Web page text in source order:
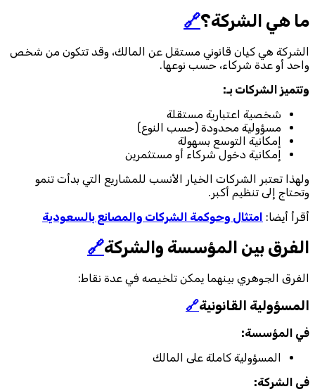
ما هي الشركة؟🔗
الشركة هي كيان قانوني مستقل عن المالك، وقد تتكون من شخص
واحد أو عدة شركاء، حسب نوعها.
وتتميز الشركات بـ:
شخصية اعتبارية مستقلة
مسؤولية محدودة (حسب النوع)
إمكانية التوسع بسهولة
إمكانية دخول شركاء أو مستثمرين
ولهذا تعتبر الشركات الخيار الأنسب للمشاريع التي بدأت تنمو
وتحتاج إلى تنظيم أكبر.
أقرأ أيضا: امتثال وحوكمة الشركات والمصانع بالسعودية
الفرق بين المؤسسة والشركة🔗
الفرق الجوهري بينهما يمكن تلخيصه في عدة نقاط:
المسؤولية القانونية🔗
في المؤسسة:
المسؤولية كاملة على المالك
في الشركة: